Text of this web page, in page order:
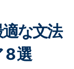
な文法
8 選